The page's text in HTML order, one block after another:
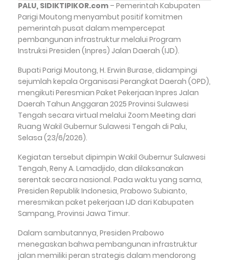
PALU, SIDIKTIPIKOR.com – Pemerintah Kabupaten
Parigi Moutong menyambut positif komitmen
pemerintah pusat dalam mempercepat
pembangunan infrastruktur melalui Program
Instruksi Presiden (Inpres) Jalan Daerah (IJD).
Bupati Parigi Moutong, H. Erwin Burase, didampingi
sejumlah kepala Organisasi Perangkat Daerah (OPD),
mengikuti Peresmian Paket Pekerjaan Inpres Jalan
Daerah Tahun Anggaran 2025 Provinsi Sulawesi
Tengah secara virtual melalui Zoom Meeting dari
Ruang Wakil Gubernur Sulawesi Tengah di Palu,
Selasa (23/6/2026).
Kegiatan tersebut dipimpin Wakil Gubernur Sulawesi
Tengah, Reny A. Lamadjido, dan dilaksanakan
serentak secara nasional. Pada waktu yang sama,
Presiden Republik Indonesia, Prabowo Subianto,
meresmikan paket pekerjaan IJD dari Kabupaten
Sampang, Provinsi Jawa Timur.
Dalam sambutannya, Presiden Prabowo
menegaskan bahwa pembangunan infrastruktur
jalan memiliki peran strategis dalam mendorong